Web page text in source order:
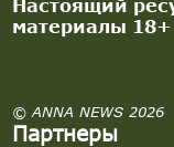
Настоящий
материалы 18+
© ANNA NEWS 2026
Партнеры